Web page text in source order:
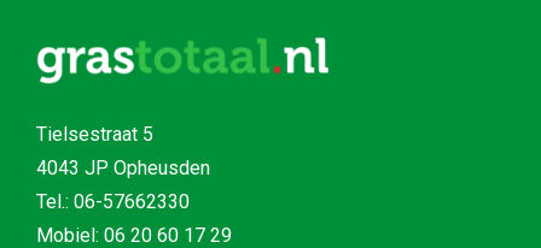
Tielsestraat 5
4043 JP Opheusden
Tel.: 06-57662330
Mobiel: 06 20 60 17 29